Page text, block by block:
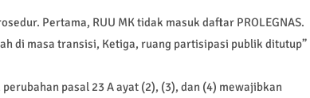
Pertama, RUU MK tidak masuk daftar PROLEGNAS.
di masa transisi, Ketiga, ruang partisipasi publik ditutup”
pasal 23 A ayat (2), (3), dan (4) mewajibkan